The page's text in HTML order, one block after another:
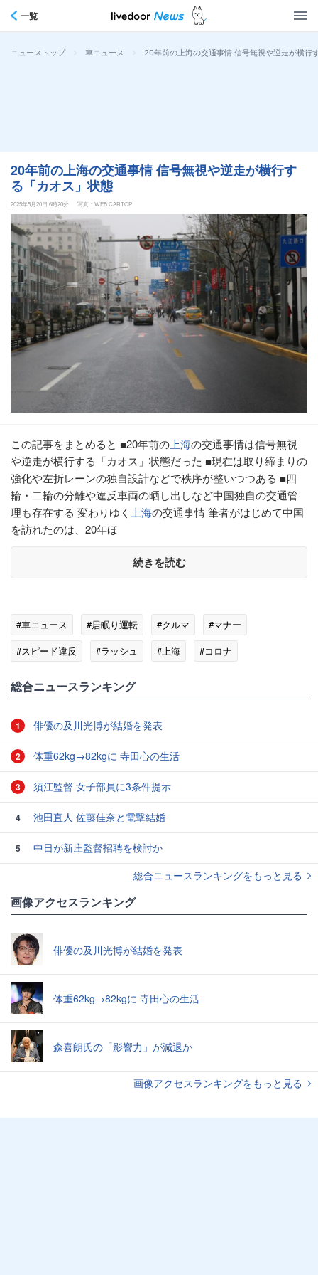
一覧
ニューストップ > 車ニュース > 20年前の上海の交通事情 信号無視や逆走が横行
20年前の上海の交通事情 信号無視や逆走が横行す
る「カオス」状態
2025年5月20日 6時20分 写真：WEB CARTOP
この記事をまとめると ■20年前の 上海の交通事情は信号無視
や逆走が横行する「カオス」状態だった ■現在は取り締まりの
強化や左折レーンの独自設計などで秩序が整いつつある ■四
輪・二輪の分離や違反車両の晒し出しなど中国独自の交通管
理も存在する 変わりゆく 上海の交通事情 筆者がはじめて中国
を訪れたのは、20年ほ
続きを読む
#車ニュース #居眠り運転 #クルマ
#マナー
#スピード違反
#ラッシュ #上海 #コロナ
総合ニュースランキング
1 俳優の及川光博が結婚を発表
2 体重62kg→82kgに 寺田心の生活
3 須江監督 女子部員に3条件提示
4 池田直人 佐藤佳奈と電撃結婚
5
中日が新庄監督招聘を検討か
総合ニュースランキングをもっと見る
画像アクセスランキング
俳優の及川光博が結婚を発表
体重62kg→82kgに 寺田心の生活
森喜朗氏の「影響力」が減退か
画像アクセスランキングをもっと見る